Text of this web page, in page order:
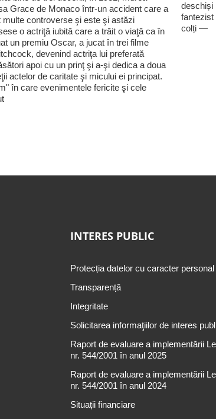
Grace de Monaco într-un accident care a
multe controverse şi este şi astăzi
o actriţă iubită care a trăit o viaţă ca în
un premiu Oscar, a jucat în trei filme
devenind actriţa lui preferată
apoi cu un prinţ şi a-şi dedica a doua
actelor de caritate şi micului ei principat.
în care evenimentele fericite şi cele
deschiși
colți —
INTERES PUBLIC
Protecția datelor cu caracter personal
Transparență
Integritate
Solicitarea informaţiilor de interes
Raport de evaluare a implementării
nr. 544/2001 în anul 2025
Raport de evaluare a implementării
nr. 544/2001 în anul 2024
Situații financiare